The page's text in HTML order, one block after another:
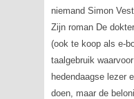
niemand Simon
Zijn roman De
(ook te koop als e-
taalgebruik
hedendaagse lezer
doen, maar de